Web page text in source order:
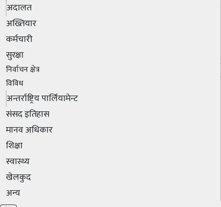
अदालत
अख्तियार
कर्मचारी
सुरक्षा
निर्वाचन क्षेत्र
विविध
अन्तर्राष्ट्रिय पार्लियामेन्ट
संसद इतिहास
मानव अधिकार
शिक्षा
स्वास्थ्य
खेलकुद
अन्य